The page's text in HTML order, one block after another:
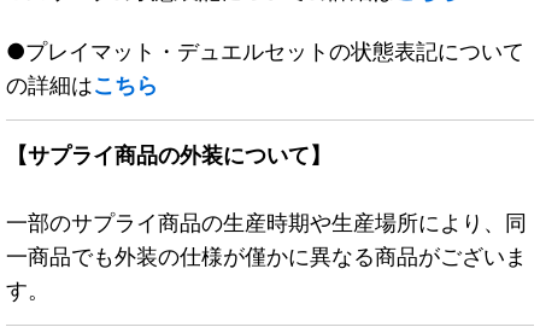
●プレイマット・デュエルセットの状態表記について
の詳細はこちら
【サプライ商品の外装について】
一部のサプライ商品の生産時期や生産場所により、同
一商品でも外装の仕様が僅かに異なる商品がございま
す。